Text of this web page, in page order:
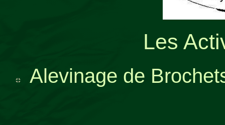
Les
Alevinage de